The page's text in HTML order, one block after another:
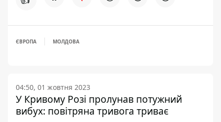
ЄВРОПА МОЛДОВА
04:50, 01 жовтня 2023
У Кривому Розі пролунав потужний
вибух: повітряна тривога триває